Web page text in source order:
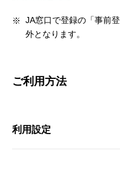
JA窓口で登録の「事前
外となります。
ご利用方法
利用設定